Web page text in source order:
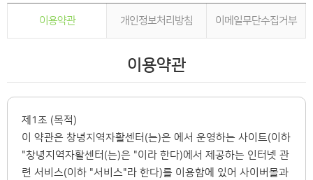
이용약관 개인정보처리방침 이메일무단수집거부
이용약관
제1조 (목적)
이 약관은 창녕지역자활센터(는)은 에서 운영하는 사이트(이하
"창녕지역자활센터(는)은 "이라 한다)에서 제공하는 인터넷 관
련 서비스(이하 "서비스"라 한다)를 이용함에 있어 사이버몰과